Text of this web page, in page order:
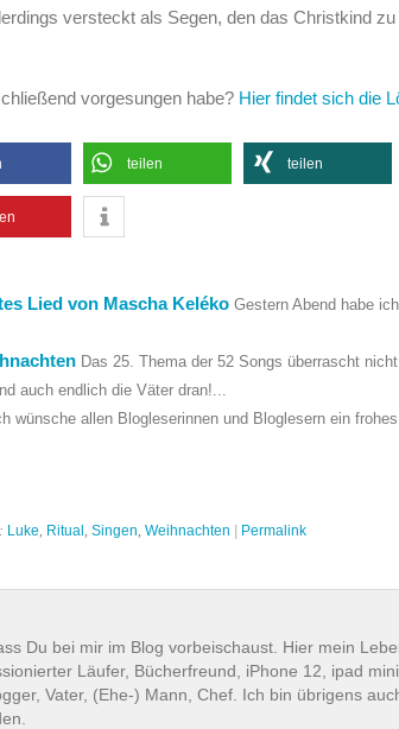
versteckt als Segen, den das Christkind zu
vorgesungen habe? Hier findet sich die
teilen teilen
Lied von Mascha Keléko Gestern Abend habe
Das 25. Thema der 52 Songs überrascht
auch endlich die Väter dran!...
wünsche allen Blogleserinnen und Bloglesern ein frohes
Luke, Ritual , Singen, Weihnachten Permalink
Du bei mir im Blog vorbeischaust. Hier mein
Läufer, Bücherfreund, iPhone 12, ipad
Vater, (Ehe-) Mann, Chef. Ich bin übrigens